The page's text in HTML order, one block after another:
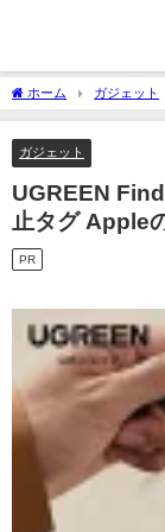
ホーム ガジェット
Appleの「探す」対応
ガジェット
UGREEN
止タグ Apple
PR